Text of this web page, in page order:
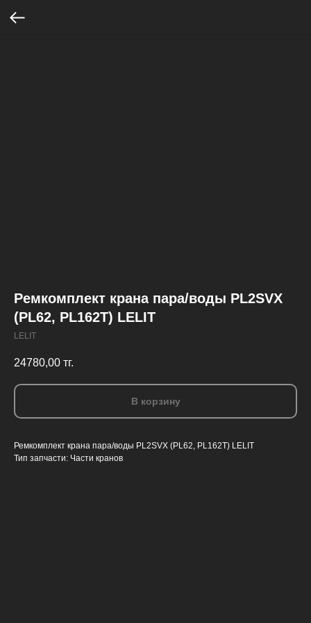
Ремкомплект крана пара/воды PL2SVX
(PL62, PL162T) LELIT
LELIT
24780,00 тг.
В корзину
Ремкомплект крана пара/воды PL2SVX (PL62, PL162T) LELIT
Тип запчасти: Части кранов